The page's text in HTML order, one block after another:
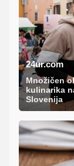
24ur.com
Množičen
kulinarika
Slovenija